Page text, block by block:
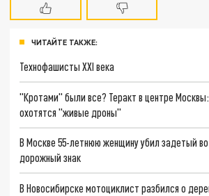
ЧИТАЙТЕ ТАКЖЕ:
Технофашисты XXI века
"Кротами" были все? Теракт в центре
охотятся "живые дроны"
В Москве 55-летнюю женщину убил задетый
дорожный знак
В Новосибирске мотоциклист разбился о